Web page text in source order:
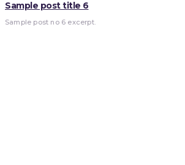
Sample post title 6
Sample post no 6 excerpt.